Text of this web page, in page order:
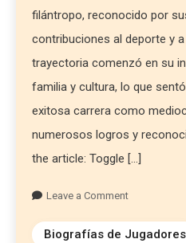
filántropo, reconocido por
contribuciones al deporte y
trayectoria comenzó en su
familia y cultura, lo que
exitosa carrera como
numerosos logros y
the article: Toggle […]
Leave a Comment
Biografías de Jugadores